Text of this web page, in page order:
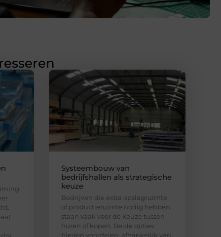
Systeembouw van
bedrijfshallen als strategische
keuze
Bedrijven die extra opslagruimte
of productieruimte nodig hebben,
staan vaak voor de keuze tussen
huren of kopen. Beide opties
bieden voordelen, afhankelijk van